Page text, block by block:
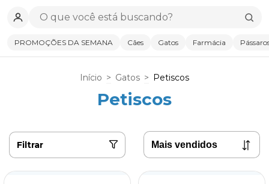
Início > Gatos > Petiscos
Petiscos
Filtrar
PROMOÇÕES DA SEMANA Cães Gatos Farmácia